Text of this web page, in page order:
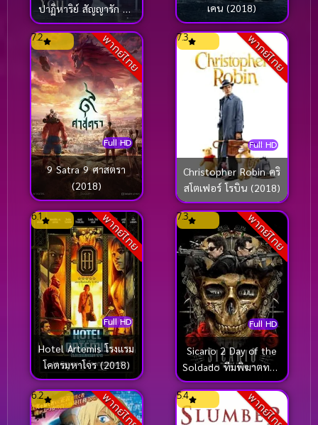
ปาฏิหาริย์ สัญญารัก ฤดู
ฝน (2018)
เคน (2018)
พากย์ไทย
Full HD
7.2
9 Satra 9 ศาสตรา
(2018)
พากย์ไทย
Full HD
7.3
Christopher Robin คริ
สโตเฟอร์ โรบิน (2018)
พากย์ไทย
Full HD
6.1
Hotel Artemis โรงแรม
โคตรมหาโจร (2018)
พากย์ไทย
Full HD
7.3
Sicario 2 Day of the
Soldado ทีมพิฆาตทะลุ
แดนเดือด 2 (2018)
พากย์ไทย
6.2 พากย์ไทย
5.4